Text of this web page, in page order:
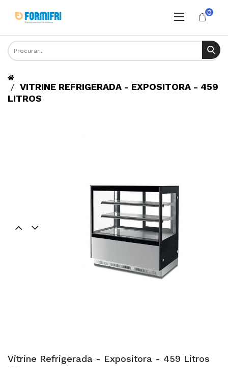
0
VITRINE REFRIGERADA - EXPOSITORA - 459
LITROS
Vitrine Refrigerada - Expositora - 459 Litros